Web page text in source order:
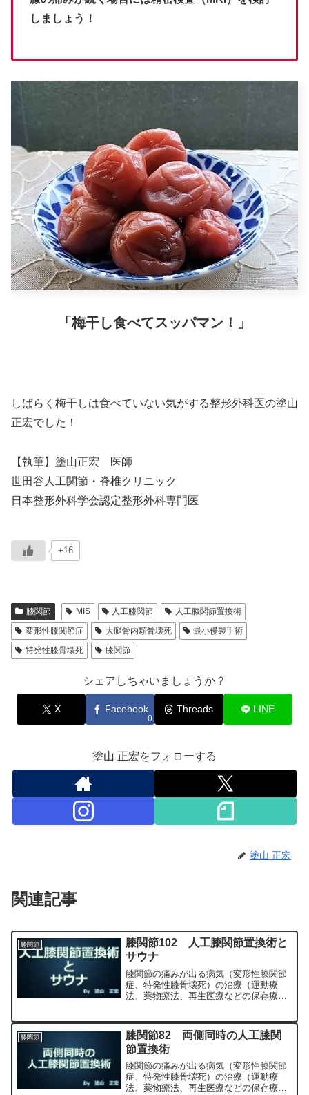
しましょう！
「梅干し食べてスッパマン！」
しばらく梅干しは食べていない気がする整形外科医の塗山
正宏でした！
【執筆】塗山正宏 医師
世田谷人工関節・脊椎クリニック
日本整形外科学会認定整形外科専門医
+16
膝関節 MIS 人工膝関節
人工膝関節置換術
変形性膝関節症
大腿骨内顆骨壊死
最小侵襲手術
特発性膝骨壊死
膝関節
シェアしちゃいましょうか？
X Facebook
0
Threads LINE
塗山 正宏をフォローする
塗山 正宏
関連記事
膝関節
膝関節102 人工膝関節置換術と
サウナ
膝関節の痛みが出る病気（変形性膝関節
症、特発性膝骨壊死）の治療（運動療
法、薬物療法、再生医療などの保存療
専門医（人工関節手術を専門）の塗山正
宏が色々と説明します。
膝関節
膝関節82 両側同時の人工膝関
節置換術
膝関節の痛みが出る病気（変形性膝関節
症、特発性膝骨壊死）の治療（運動療
法、薬物療法、再生医療などの保存療